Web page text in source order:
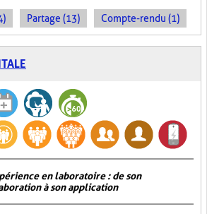
Partage (13) Compte-rendu (1)
en laboratoire : de son
à son application